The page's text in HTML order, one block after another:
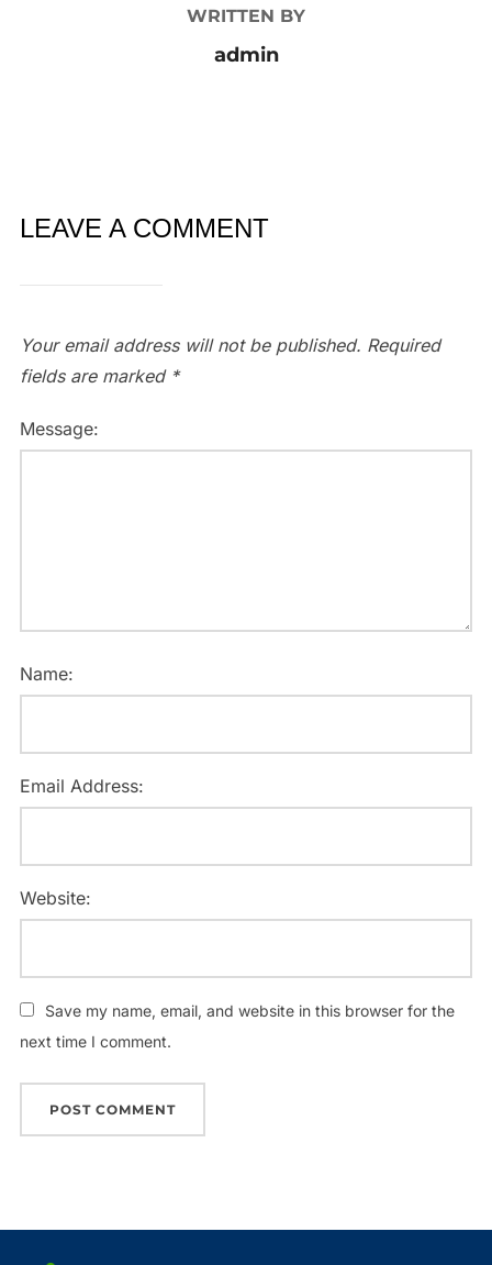
WRITTEN BY
admin
LEAVE A COMMENT
Your email address will not be published. Required
fields are marked *
Message:
Name:
Email Address:
Website:
Save my name, email, and website in this browser for the
next time I comment.